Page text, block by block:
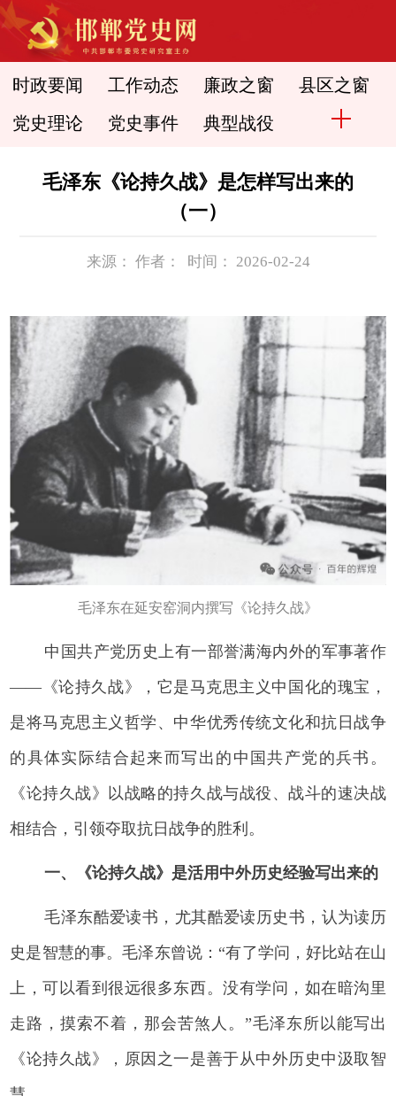
时政要闻 工作动态 廉政之窗 县区之窗
党史理论 党史事件 典型战役
毛泽东《论持久战》是怎样写出来的
（一）
来源： 作者： 时间： 2026-02-24
毛泽东在延安窑洞内撰写《论持久战》
中国共产党历史上有一部誉满海内外的军事著作
——《论持久战》，它是马克思主义中国化的瑰宝，
是将马克思主义哲学、中华优秀传统文化和抗日战争
的具体实际结合起来而写出的中国共产党的兵书。
《论持久战》以战略的持久战与战役、战斗的速决战
相结合，引领夺取抗日战争的胜利。
一、《论持久战》是活用中外历史经验写出来的
毛泽东酷爱读书，尤其酷爱读历史书，认为读历
史是智慧的事。毛泽东曾说：“有了学问，好比站在山
上，可以看到很远很多东西。没有学问，如在暗沟里
走路，摸索不着，那会苦煞人。”毛泽东所以能写出
《论持久战》，原因之一是善于从中外历史中汲取智